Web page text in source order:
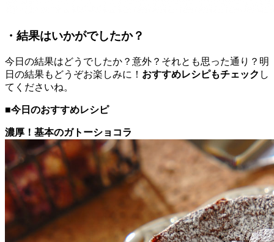
・結果はいかがでしたか？
今日の結果はどうでしたか？意外？それとも思った通り？明
日の結果もどうぞお楽しみに！ おすすめレシピもチェック し
てくださいね。
■今日のおすすめレシピ
濃厚！基本のガトーショコラ